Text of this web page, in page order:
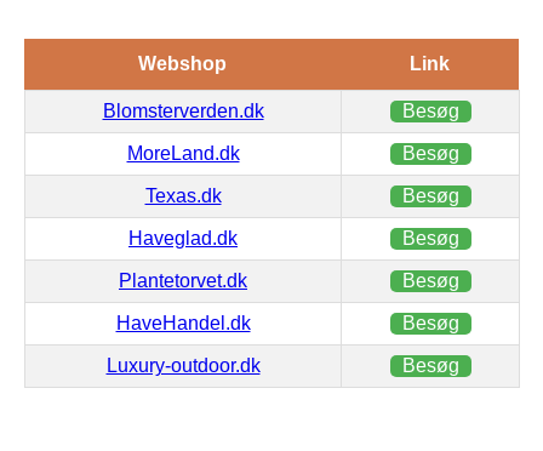
Webshop Link
Blomsterverden.dk Besøg
MoreLand.dk Besøg
Texas.dk Besøg
Haveglad.dk Besøg
Plantetorvet.dk Besøg
HaveHandel.dk Besøg
Luxury-outdoor.dk Besøg